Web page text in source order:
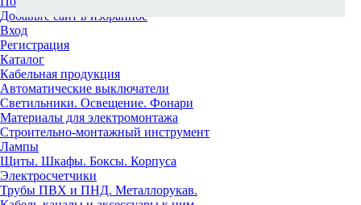
Добавьте сайт в избранное
Вход
Регистрация
Каталог
Кабельная продукция
Автоматические выключатели
Светильники. Освещение. Фонари
Материалы для электромонтажа
Строительно-монтажный инструмент
Лампы
Щиты. Шкафы. Боксы. Корпуса
Электросчетчики
Трубы ПВХ и ПНД. Металлорукав.